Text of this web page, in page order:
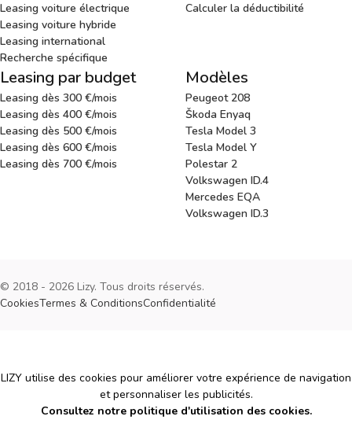
Leasing voiture électrique
Leasing voiture hybride
Leasing international
Recherche spécifique
Calculer la déductibilité
Leasing par budget
Leasing dès 300 €/mois
Leasing dès 400 €/mois
Leasing dès 500 €/mois
Leasing dès 600 €/mois
Leasing dès 700 €/mois
Modèles
Peugeot 208
Škoda Enyaq
Tesla Model 3
Tesla Model Y
Polestar 2
Volkswagen ID.4
Mercedes EQA
Volkswagen ID.3
© 2018 - 2026 Lizy. Tous droits réservés.
CookiesTermes & ConditionsConfidentialité
Cookies
LIZY utilise des cookies pour améliorer votre expérience de navigation
et personnaliser les publicités.
Consultez notre politique d'utilisation des cookies.